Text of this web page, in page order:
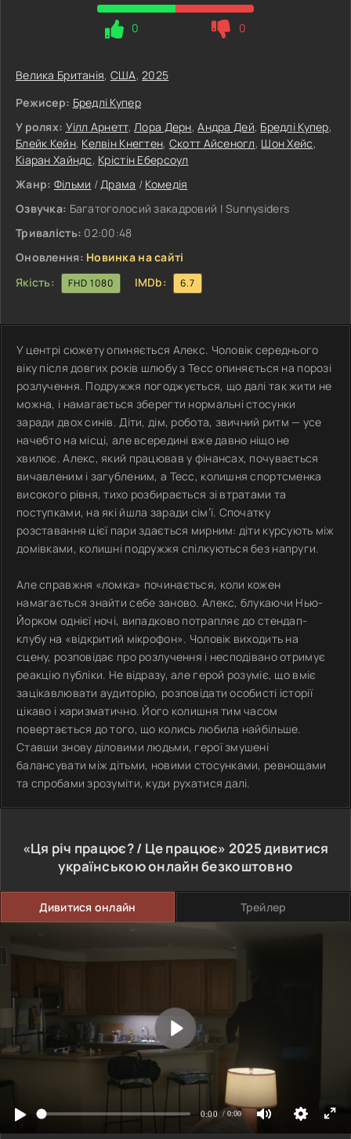
0 0
Велика Британія, США,2025
Режисер: Бредлі Купер
У ролях: Уілл Арнетт,Лора Дерн,Андра Дей, Бредлі Купер,
Блейк Кейн, Келвін Кнегтен, Скотт Айсеногл, Шон Хейс,
Кіаран Хайндс, Крістін Еберсоул
Жанр: Фільми /Драма / Комедія
Озвучка: Багатоголосий закадровий | Sunnysiders
Тривалість: 02:00:48
Оновлення: Новинка на сайті
Якість:
FHD 1080 IMDb: 6.7
У центрі сюжету опиняється Алекс. Чоловік середнього
віку після довгих років шлюбу з Тесс опиняється на порозі
розлучення. Подружжя погоджується, що далі так жити не
можна, і намагається зберегти нормальні стосунки
заради двох синів. Діти, дім, робота, звичний ритм — усе
начебто на місці, але всередині вже давно ніщо не
хвилює. Алекс, який працював у фінансах, почувається
вичавленим і загубленим, а Тесс, колишня спортсменка
високого рівня, тихо розбирається зі втратами та
поступками, на які йшла заради сім’ї. Спочатку
розставання цієї пари здається мирним: діти курсують між
домівками, колишні подружжя спілкуються без напруги.
Але справжня «ломка» починається, коли кожен
намагається знайти себе заново. Алекс, блукаючи Нью-
Йорком однієї ночі, випадково потрапляє до стендап-
клубу на «відкритий мікрофон». Чоловік виходить на
сцену, розповідає про розлучення і несподівано отримує
реакцію публіки. Не відразу, але герой розуміє, що вміє
зацікавлювати аудиторію, розповідати особисті історії
цікаво і харизматично. Його колишня тим часом
повертається до того, що колись любила найбільше.
Ставши знову діловими людьми, герої змушені
балансувати між дітьми, новими стосунками, ревнощами
та спробами зрозуміти, куди рухатися далі.
«Ця річ працює? / Це працює» 2025дивитися
українською онлайн безкоштовно
Дивитися онлайн Трейлер